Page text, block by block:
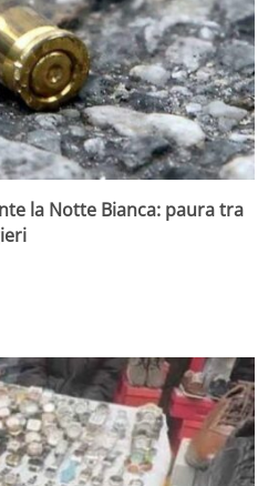
la Notte Bianca: paura tra